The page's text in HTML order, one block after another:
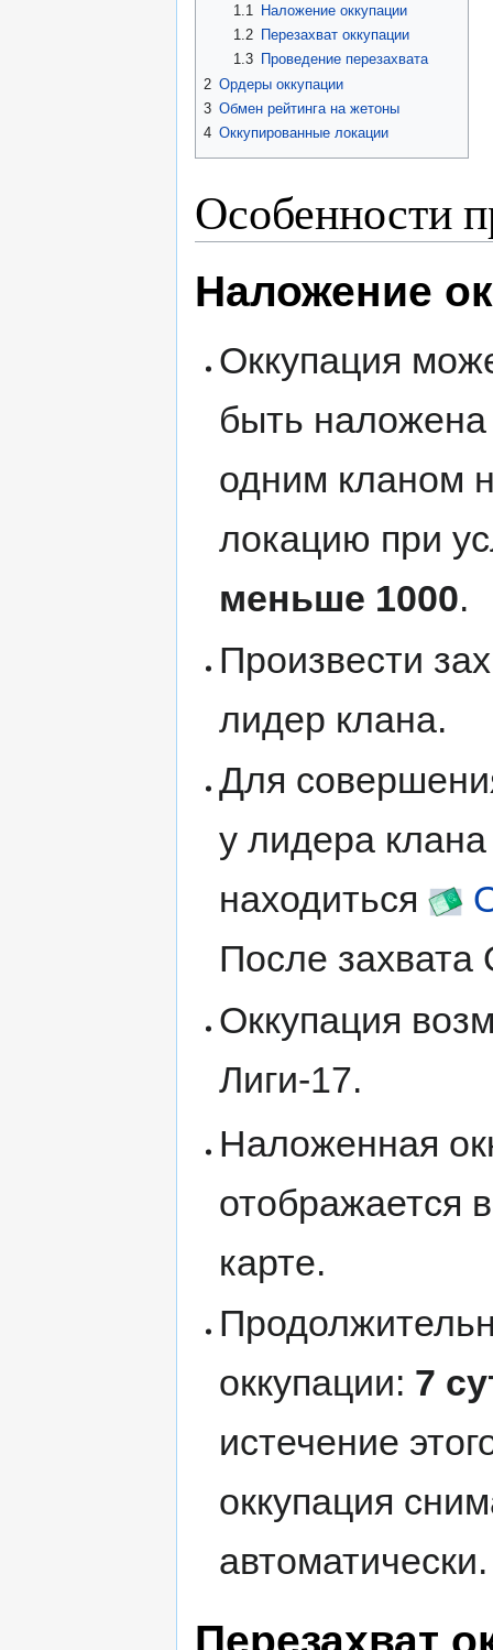
1.1
Наложение оккупации
1.2
Перезахват оккупации
1.3
Проведение перезахвата
2 Ордеры оккупации
3 Обмен рейтинга на жетоны
4 Оккупированные локации
Особенности
Наложение
Оккупация
быть наложена
одним кланом
локацию при
меньше 1000.
Произвести
лидер клана.
Для
у лидера
находиться
После захвата
Оккупация
Лиги-17.
Наложенная
отображается
карте.
оккупации: 7
истечение
оккупация
автоматически.
Перезахват